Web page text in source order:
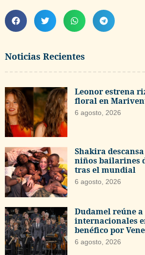
Noticias Recientes
Leonor estrena
floral en
6 agosto, 2026
Shakira
niños bailarines
tras el mundial
6 agosto, 2026
Dudamel reúne
internacionales
benéfico por
6 agosto, 2026